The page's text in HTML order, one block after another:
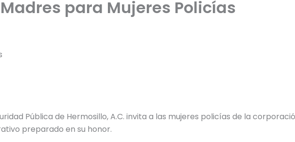
para Mujeres Policías
Pública de Hermosillo, A.C. invita a las mujeres policías de la
preparado en su honor.